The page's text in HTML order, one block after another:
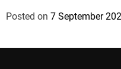
Posted on 7 September